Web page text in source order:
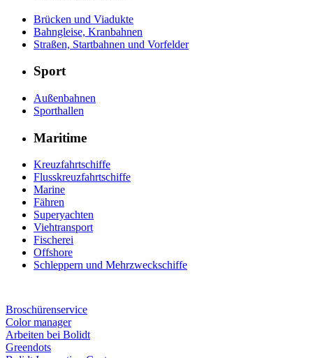
Brücken und Viadukte
Bahngleise, Kranbahnen
Straßen, Startbahnen und Vorfelder
Sport
Außenbahnen
Sporthallen
Maritime
Kreuzfahrtschiffe
Flusskreuzfahrtschiffe
Marine
Fähren
Superyachten
Viehtransport
Fischerei
Offshore
Schleppern und Mehrzweckschiffe
Broschürenservice
Color manager
Arbeiten bei Bolidt
Greendots